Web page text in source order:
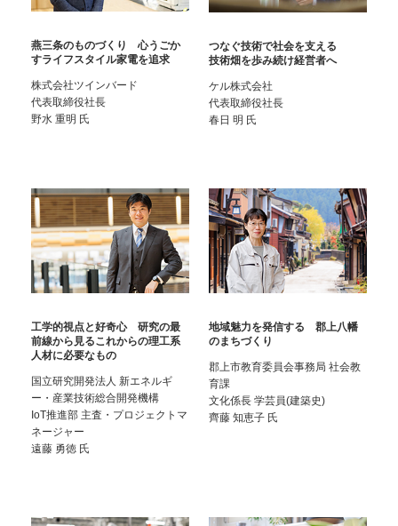
燕三条のものづくり 心うごか
すライフスタイル家電を追求
株式会社ツインバード
代表取締役社長
野水 重明 氏
つなぐ技術で社会を支える
技術畑を歩み続け経営者へ
ケル株式会社
代表取締役社長
春日 明 氏
工学的視点と好奇心 研究の最
前線から見るこれからの理工系
人材に必要なもの
国立研究開発法人 新エネルギ
ー・産業技術総合開発機構
IoT推進部 主査・プロジェクトマ
ネージャー
遠藤 勇徳 氏
地域魅力を発信する 郡上八幡
のまちづくり
郡上市教育委員会事務局 社会教
育課
文化係長 学芸員(建築史)
齊藤 知恵子 氏